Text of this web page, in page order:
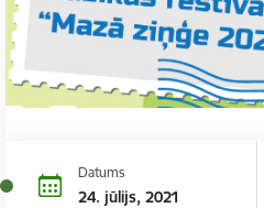
Datums
24. jūlijs, 2021